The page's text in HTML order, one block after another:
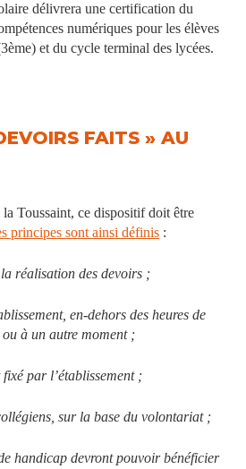
délivrera une certification du
numériques pour les élèves
et du cycle terminal des lycées.
FAITS » AU
Toussaint, ce dispositif doit être
principes sont ainsi définis :
la réalisation des devoirs ;
en-dehors des heures de
à un autre moment ;
par l’établissement ;
sur la base du volontariat ;
handicap devront pouvoir bénéficier